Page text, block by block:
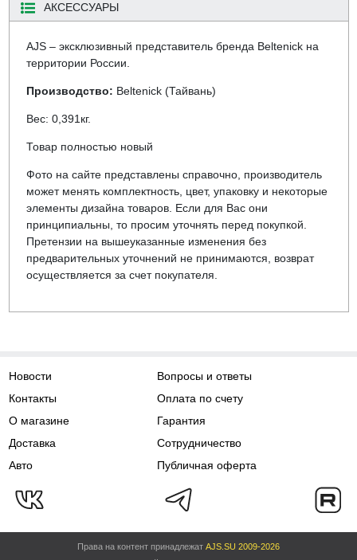
АКСЕССУАРЫ
AJS – эксклюзивный представитель бренда Beltenick на
территории России.
Производство: Beltenick (Тайвань)
Вес: 0,391кг.
Товар полностью новый
Фото на сайте представлены справочно, производитель
может менять комплектность, цвет, упаковку и некоторые
элементы дизайна товаров. Если для Вас они
принципиальны, то просим уточнять перед покупкой.
Претензии на вышеуказанные изменения без
предварительных уточнений не принимаются, возврат
осуществляется за счет покупателя.
Новости
Контакты
О магазине
Доставка
Авто
Вопросы и ответы
Оплата по счету
Гарантия
Сотрудничество
Публичная оферта
Права на контент принадлежат AJS.SU 2009-2026